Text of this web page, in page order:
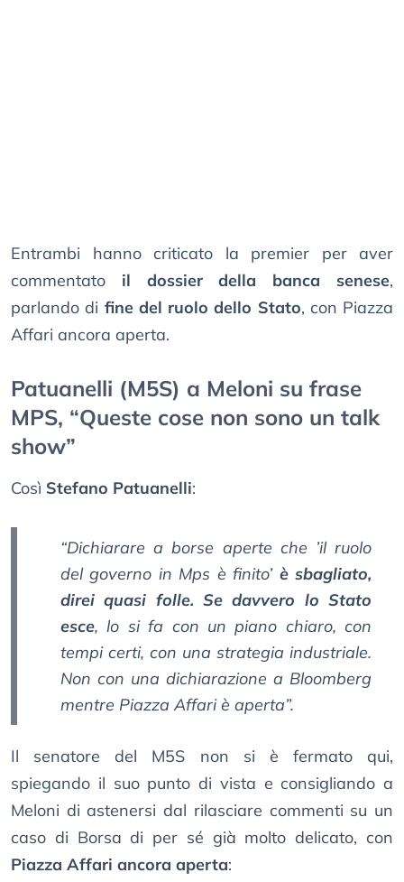
Entrambi hanno criticato la premier per aver
commentato il dossier della banca senese,
parlando di fine del ruolo dello Stato, con Piazza
Affari ancora aperta.
Patuanelli (M5S) a Meloni su frase
MPS, “Queste cose non sono un talk
show”
Così Stefano Patuanelli:
“Dichiarare a borse aperte che ’il ruolo
del governo in Mps è finito’ è sbagliato,
direi quasi folle. Se davvero lo Stato
esce, lo si fa con un piano chiaro, con
tempi certi, con una strategia industriale.
Non con una dichiarazione a Bloomberg
mentre Piazza Affari è aperta”.
Il senatore del M5S non si è fermato qui,
spiegando il suo punto di vista e consigliando a
Meloni di astenersi dal rilasciare commenti su un
caso di Borsa di per sé già molto delicato, con
Piazza Affari ancora aperta: